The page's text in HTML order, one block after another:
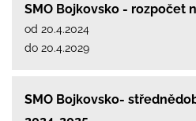
SMO Bojkovsko - rozpočet
od 20.4.2024
do 20.4.2029
SMO Bojkovsko-